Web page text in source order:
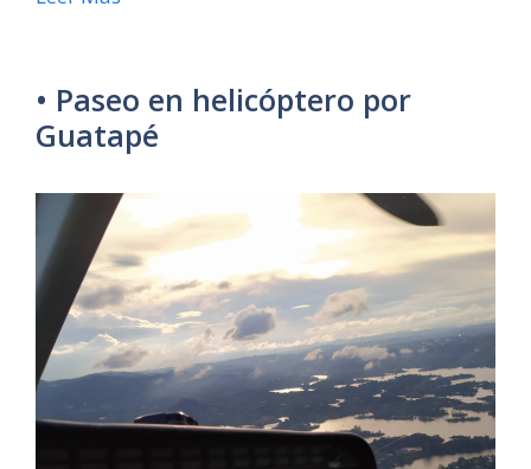
• Paseo en helicóptero por
Guatapé